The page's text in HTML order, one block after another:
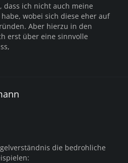
dass ich nicht auch meine
wobei sich diese eher auf
Aber hierzu in den
erst über eine sinnvolle
die bedrohliche